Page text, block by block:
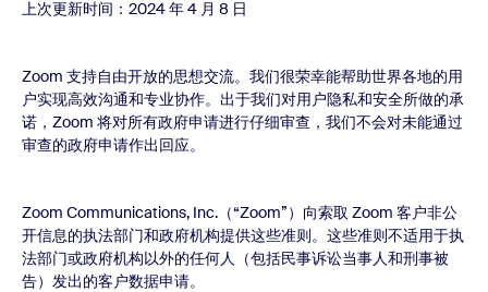
上次更新时间：2024 年 4 月 8 日
Zoom 支持自由开放的思想交流。我们很荣幸能帮助世界各地的用
户实现高效沟通和专业协作。出于我们对用户隐私和安全所做的承
诺，Zoom 将对所有政府申请进行仔细审查，我们不会对未能通过
审查的政府申请作出回应。
Zoom Communications, Inc.（“Zoom”）向索取 Zoom 客户非公
开信息的执法部门和政府机构提供这些准则。这些准则不适用于执
法部门或政府机构以外的任何人（包括民事诉讼当事人和刑事被
告）发出的客户数据申请。